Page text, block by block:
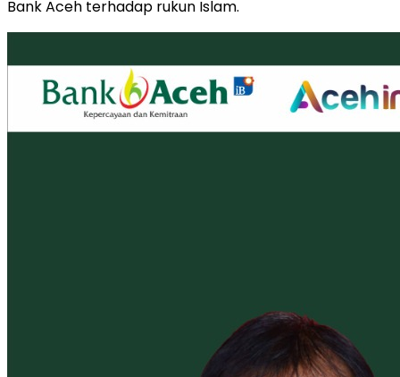
Bank Aceh terhadap rukun Islam.